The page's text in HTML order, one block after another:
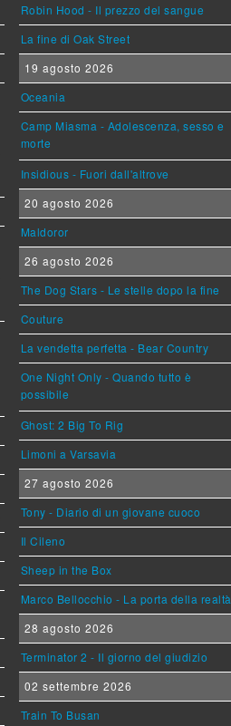
Robin Hood - Il prezzo del sangue
La fine di Oak Street
19 agosto 2026
Oceania
Camp Miasma - Adolescenza, sesso e
morte
Insidious - Fuori dall'altrove
20 agosto 2026
Maldoror
26 agosto 2026
The Dog Stars - Le stelle dopo la fine
Couture
La vendetta perfetta - Bear Country
One Night Only - Quando tutto è
possibile
Ghost: 2 Big To Rig
Limoni a Varsavia
27 agosto 2026
Tony - Diario di un giovane cuoco
Il Cileno
Sheep in the Box
Marco Bellocchio - La porta della realtà
28 agosto 2026
Terminator 2 - Il giorno del giudizio
02 settembre 2026
Train To Busan